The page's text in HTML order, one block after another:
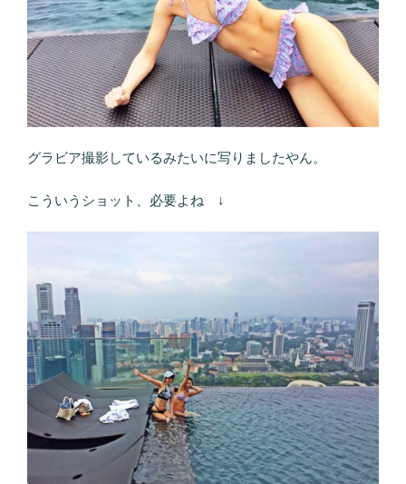
グラビア撮影しているみたいに写りましたやん。
こういうショット、必要よね ↓